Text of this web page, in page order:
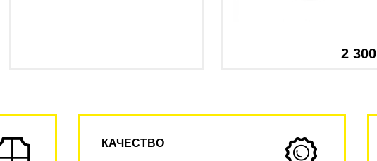
2 300
КАЧЕСТВО